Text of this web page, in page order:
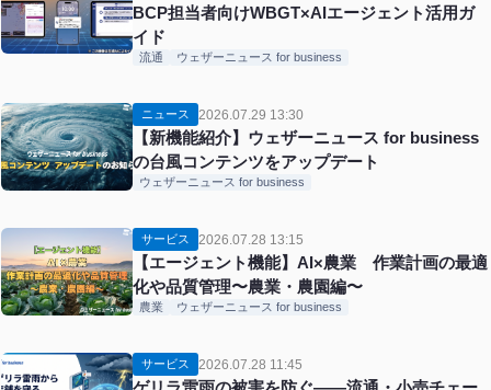
BCP担当者向けWBGT×AIエージェント活用ガ
イド
流通 ウェザーニュース for business
ニュース 2026.07.29 13:30
【新機能紹介】ウェザーニュース for business
の台風コンテンツをアップデート
ウェザーニュース for business
サービス 2026.07.28 13:15
【エージェント機能】AI×農業 作業計画の最適
化や品質管理〜農業・農園編〜
農業 ウェザーニュース for business
サービス 2026.07.28 11:45